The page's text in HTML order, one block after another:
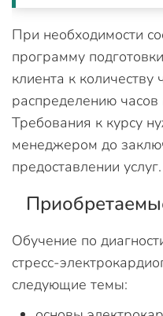
При необходимости
программу
клиента к количеству
распределению
Требования к курсу
менеджером до
предоставлении услуг.
Обучение по
стресс-
следующие темы: